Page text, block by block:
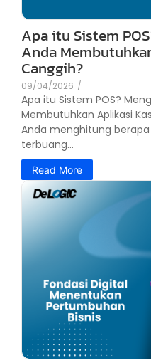
Apa itu Sistem
Anda
Canggih?
09/04/2026 /
Apa itu Sistem POS?
Membutuhkan Aplikasi
Anda menghitung
terbuang...
Read More